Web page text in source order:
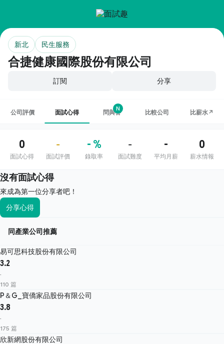
合捷健康國際股份有限公司
新北 民生服務
訂閱 分享
公司評價 面試心得 問與答
N
比較公司 比薪水↗
0
面試心得
-
面試評價
- %
錄取率
-
面試難度
-
平均月薪
0
薪水情報
沒有面試心得
來成為第一位分享者吧！
分享心得
同產業公司推薦
易可思科技股份有限公司
3.2
·
110 篇
P＆G_寶僑家品股份有限公司
3.8
·
175 篇
欣新網股份有限公司